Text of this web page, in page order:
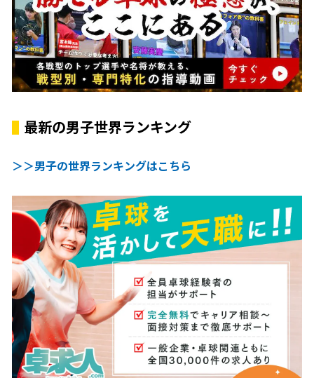
最新の男子世界ランキング
＞＞男子の世界ランキングはこちら